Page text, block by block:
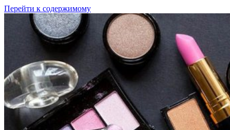
Перейти к содержимому